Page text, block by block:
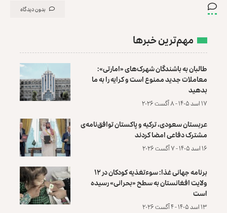
بدون دیدگاه
مهم‌ترین خبرها
طالبان به باشندگان شهرک‌های «امارتی»:
معاملات جدید ممنوع است و کرایه را به ما
بدهید
۱۷ اسد ۱۴۰۵ - ۸ آگست ۲۰۲۶
عربستان سعودی، ترکیه و پاکستان توافق‌نامه‌ی
مشترک دفاعی امضا کردند
۱۶ اسد ۱۴۰۵ - ۷ آگست ۲۰۲۶
برنامه جهانی غذا: سوءتغذیه کودکان در ۱۲
ولایت افغانستان به سطح «بحرانی» رسیده
است
۱۳ اسد ۱۴۰۵ - ۴ آگست ۲۰۲۶